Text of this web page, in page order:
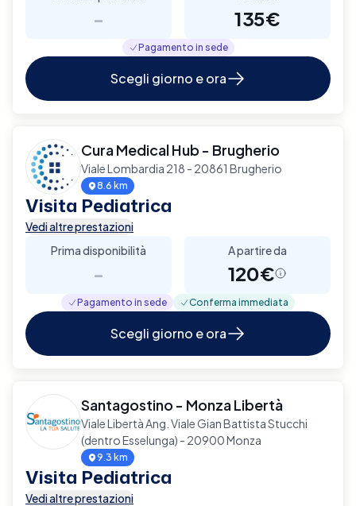
- 135€
Pagamento in sede
Scegli giorno e ora
Cura Medical Hub - Brugherio
Viale Lombardia 218 - 20861 Brugherio
8.6 km
Visita Pediatrica
Vedi altre prestazioni
Prima disponibilità
-
A partire da
120€
Pagamento in sede Conferma immediata
Scegli giorno e ora
Santagostino - Monza Libertà
Viale Libertà Ang. Viale Gian Battista Stucchi
(dentro Esselunga) - 20900 Monza
9.3 km
Visita Pediatrica
Vedi altre prestazioni